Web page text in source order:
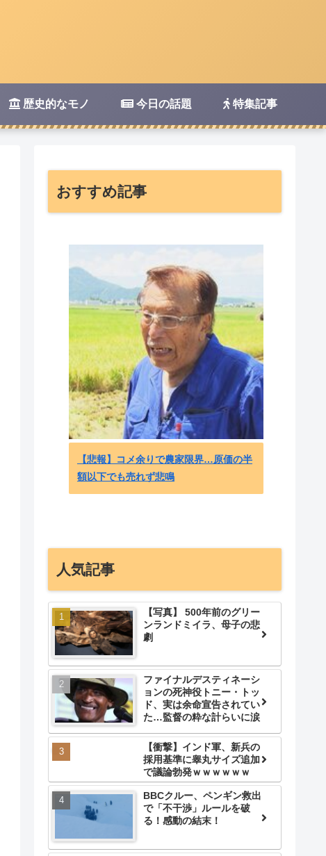
歴史的なモノ 今日の話題 特集記事
おすすめ記事
【悲報】コメ余りで農家限界…原価の半
額以下でも売れず悲鳴
人気記事
【写真】 500年前のグリー
ンランドミイラ、母子の悲
劇
ファイナルデスティネーシ
ョンの死神役トニー・トッ
ド、実は余命宣告されてい
た…監督の粋な計らいに涙
【衝撃】インド軍、新兵の
採用基準に睾丸サイズ追加
で議論勃発ｗｗｗｗｗｗ
BBCクルー、ペンギン救出
で「不干渉」ルールを破
る！感動の結末！